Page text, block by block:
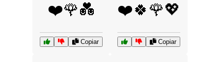
❤️🌹💑
Copiar
❤️🍀🌹💖
Copiar